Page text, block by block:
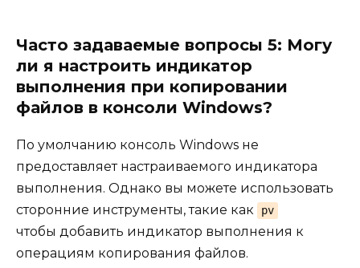
Часто задаваемые вопросы 5: Могу
ли я настроить индикатор
выполнения при копировании
файлов в консоли Windows?
По умолчанию консоль Windows не
предоставляет настраиваемого индикатора
выполнения. Однако вы можете использовать
сторонние инструменты, такие как
pv
чтобы добавить индикатор выполнения к
операциям копирования файлов.